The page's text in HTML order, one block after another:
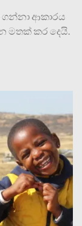
ගන්නා ආකාරය
මතක් කර දෙයි.